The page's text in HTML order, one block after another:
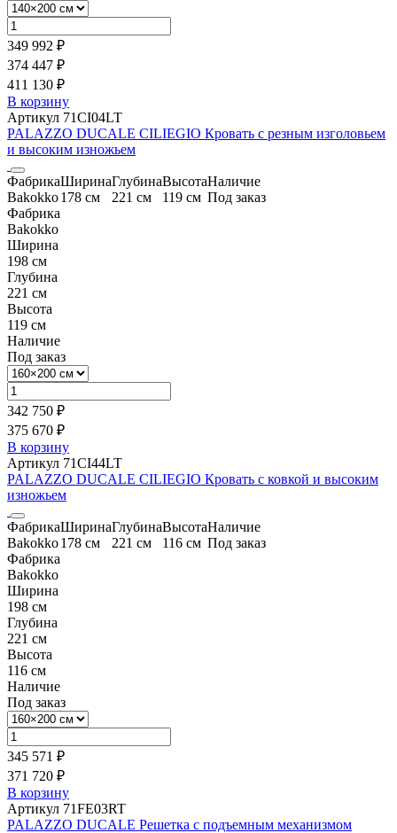
349 992 ₽
374 447 ₽
411 130 ₽
В корзину
Артикул 71CI04LT
PALAZZO DUCALE CILIEGIO Кровать с резным изголовьем
и высоким изножьем
Фабрика
Bakokko
Ширина
178 см
Глубина
221 см
Высота
119 см
Наличие
Под заказ
Фабрика
Bakokko
Ширина
198 см
Глубина
221 см
Высота
119 см
Наличие
Под заказ
342 750 ₽
375 670 ₽
В корзину
Артикул 71CI44LT
PALAZZO DUCALE CILIEGIO Кровать с ковкой и высоким
изножьем
Фабрика
Bakokko
Ширина
178 см
Глубина
221 см
Высота
116 см
Наличие
Под заказ
Фабрика
Bakokko
Ширина
198 см
Глубина
221 см
Высота
116 см
Наличие
Под заказ
345 571 ₽
371 720 ₽
В корзину
Артикул 71FE03RT
PALAZZO DUCALE Решетка с подъемным механизмом